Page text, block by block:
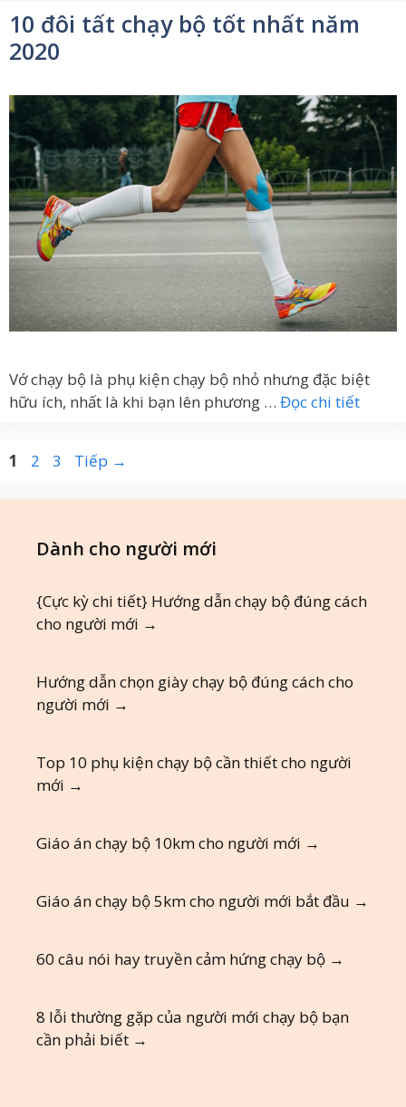
10 đôi tất chạy bộ tốt nhất năm
2020
Vớ chạy bộ là phụ kiện chạy bộ nhỏ nhưng đặc biệt
hữu ích, nhất là khi bạn lên phương … Đọc chi tiết
Trang
1 Trang
2 Trang
3 Tiếp →
Dành cho người mới
{Cực kỳ chi tiết} Hướng dẫn chạy bộ đúng cách
cho người mới →
Hướng dẫn chọn giày chạy bộ đúng cách cho
người mới →
Top 10 phụ kiện chạy bộ cần thiết cho người
mới →
Giáo án chạy bộ 10km cho người mới →
Giáo án chạy bộ 5km cho người mới bắt đầu →
60 câu nói hay truyền cảm hứng chạy bộ →
8 lỗi thường gặp của người mới chạy bộ bạn
cần phải biết →